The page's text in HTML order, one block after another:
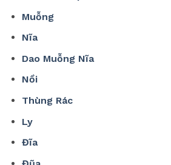
Muỗng
Nĩa
Dao Muỗng Nĩa
Nồi
Thùng Rác
Ly
Đĩa